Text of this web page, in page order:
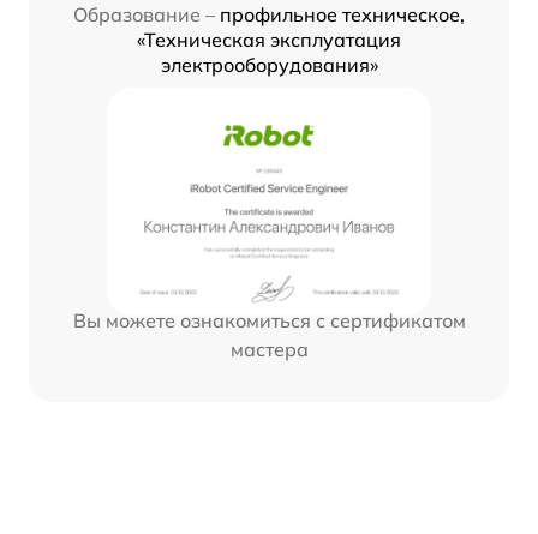
Образование – профильное техническое,
«Техническая эксплуатация
электрооборудования»
Вы можете ознакомиться с сертификатом
мастера